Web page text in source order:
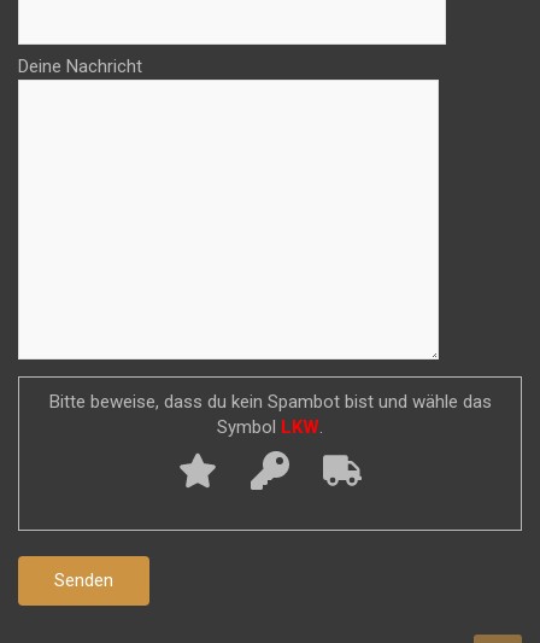
Deine Nachricht
Bitte beweise, dass du kein Spambot bist und wähle das
Symbol LKW.